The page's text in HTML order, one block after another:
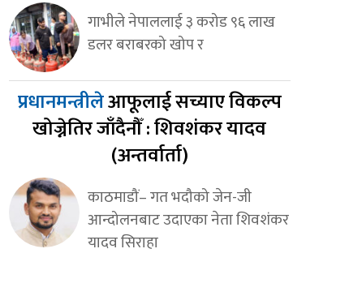
गाभीले नेपाललाई ३ करोड ९६ लाख
डलर बराबरको खोप र
प्रधानमन्त्रीलेआफूलाई सच्याए विकल्प
खोज्नेतिर जाँदैनौँ : शिवशंकर यादव
(अन्तर्वार्ता)
काठमाडौं– गत भदौको जेन-जी
आन्दोलनबाट उदाएका नेता शिवशंकर
यादव सिराहा